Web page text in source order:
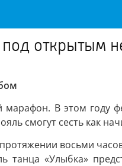
под открытым
В этом году
смогут сесть как
восьми
танца «Улыбка»